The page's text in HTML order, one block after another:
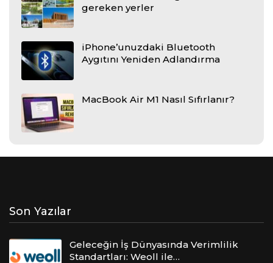
gereken yerler
iPhone’unuzdaki Bluetooth
Aygıtını Yeniden Adlandırma
MacBook Air M1 Nasıl Sıfırlanır?
Son Yazılar
Geleceğin İş Dünyasında Verimlilik
Standartları: Weoll ile…